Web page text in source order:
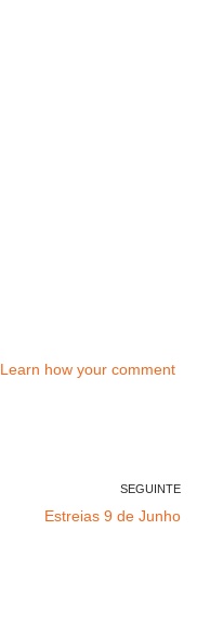
Learn how your comment
SEGUINTE
Estreias 9 de Junho